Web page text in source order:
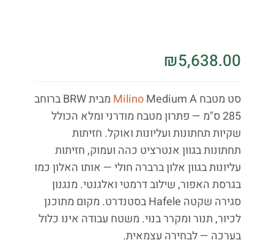
₪5,638.00
סט מטבח Milino
Medium A מבית BRW ברוחב
285 ס"מ — פתרון מטבח מודרני ומלא הכולל
שקיות תחתונות ועליונות ואוקל. חזיתות
תחתונות בגוון אנטרציט כהה ועמוק, חזיתות
עליונות בגוון אלון ברברה חולי — אותו האלון כמו
בגרסת האפור, שילוב דרמטי ואלגנטי. מנגנון
סגירה שקטה Hafele בסטנדרט. מקום מתוכנן
לכיור, תנור ומקרר בנוי. משטח עבודה אינו כלול
בערכה — לבחירה עצמאית.